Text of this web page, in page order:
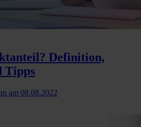
Definition,
Tipps
am 08.08.2022